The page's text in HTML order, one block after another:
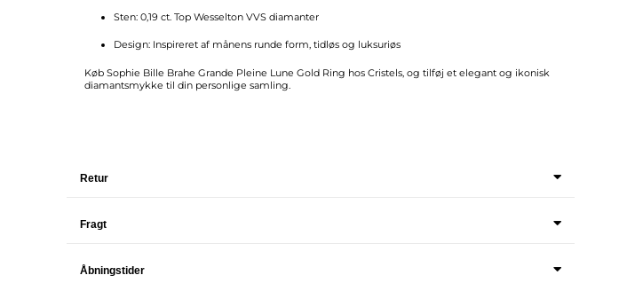
Sten: 0,19 ct. Top Wesselton VVS diamanter
Design: Inspireret af månens runde form, tidløs og luksuriøs
Køb Sophie Bille Brahe Grande Pleine Lune Gold Ring hos Cristels, og tilføj et elegant og ikonisk
diamant­smykke til din personlige samling.
Retur
Fragt
Åbningstider